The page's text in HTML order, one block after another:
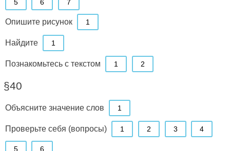
5 6 7
Опишите рисунок 1
Найдите 1
Познакомьтесь с текстом 1 2
§40
Объясните значение слов 1
Проверьте себя (вопросы) 1 2 3 4
5 6